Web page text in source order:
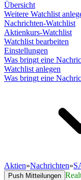
Übersicht
Weitere Watchlist
Nachrichten-Watchlist
Aktienkurs-Watchlist
Watchlist bearbeiten
Einstellungen
Was bringt eine
Watchlist anlegen
Was bringt eine
Aktien»Nachrichten»
Push Mitteilungen